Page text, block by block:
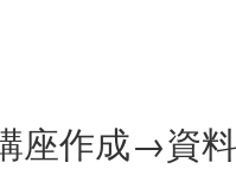
座作成→資